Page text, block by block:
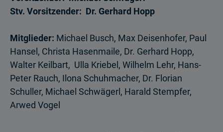
Stv. Vorsitzender: Dr. Gerhard Hopp
Mitglieder: Michael Busch, Max Deisenhofer, Paul
Hansel, Christa Hasenmaile, Dr. Gerhard Hopp,
Walter Keilbart, Ulla Kriebel, Wilhelm Lehr, Hans-
Peter Rauch, Ilona Schuhmacher, Dr. Florian
Schuller, Michael Schwägerl, Harald Stempfer,
Arwed Vogel